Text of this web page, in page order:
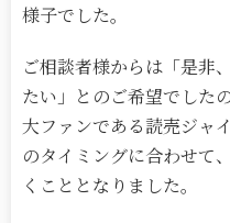
様子でした。
ご相談者様からは「是非
たい」とのご希望でした
大ファンである読売ジャ
のタイミングに合わせて
くこととなりました。